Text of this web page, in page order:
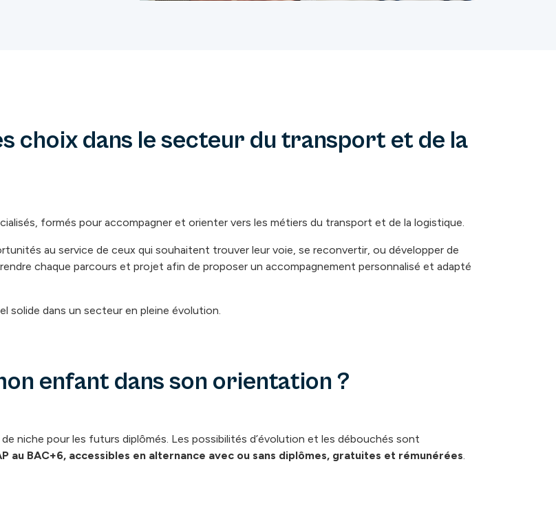
choix dans le secteur du transport et de la
formés pour accompagner et orienter vers les métiers du transport et de la logistique.
au service de ceux qui souhaitent trouver leur voie, se reconvertir, ou développer de
chaque parcours et projet afin de proposer un accompagnement personnalisé et adapté
solide dans un secteur en pleine évolution.
enfant dans son orientation ?
niche pour les futurs diplômés. Les possibilités d’évolution et les débouchés sont
au BAC+6, accessibles en alternance avec ou sans diplômes, gratuites et rémunérées.